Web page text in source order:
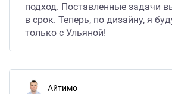
подход. Поставленные задачи
в срок. Теперь, по дизайну, я
только с Ульяной!
Айтимо